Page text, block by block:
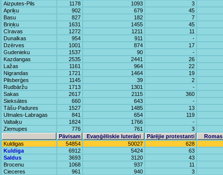
Aizputes-Pils
1178 1093
3
Apriķu
902 679
45
Basu
827 182
7
Briņķu
1631 1455
45
Cīravas
1272 1211
11
Dunalkas
954 911
-
Dzērves
1001 874
17
Gudenieku
1537 90
-
Kazdangas
2535 2441
26
Lažas
1161 964
22
Nigrandas
1721 1464
19
Pilsberģes
1145 39
2
Rudbāržu
1713 1301
-
Sakas
2617 2115
360
Sieksātes
660 643
-
Tāšu-Padures
1527 1485
13
Ulmales-Labragas
841 654
119
Valtaiķu
1824 1766
-
Ziemupes
776 761
3
Pāvisam
Evaņģēliskie luterāņi Pārējie protestanti
Kuldigas
54854 50027
628
Kuldiga
6912 5424
63
Saldus
3693 3120
43
Brocenu
1068 937
11
Cieceres
961 940
3